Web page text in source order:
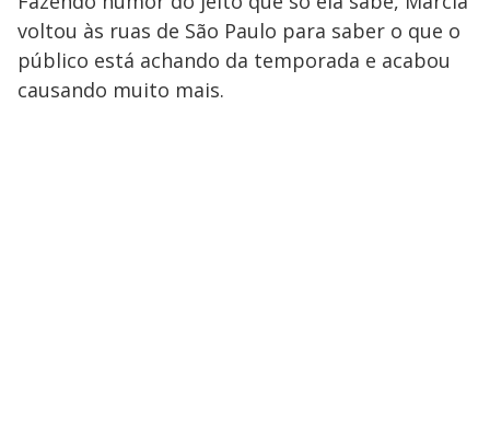
voltou às ruas de São Paulo para saber o que o
público está achando da temporada e acabou
causando muito mais.